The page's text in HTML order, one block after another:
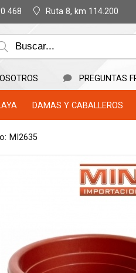
468 Ruta 8, km 114.200
PREGUNTAS
DAMAS Y CABALLEROS
MI2635